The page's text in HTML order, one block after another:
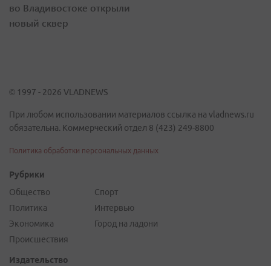
во Владивостоке открыли
новый сквер
© 1997 - 2026 VLADNEWS
При любом использовании материалов ссылка на vladnews.ru
обязательна. Коммерческий отдел 8 (423) 249-8800
Политика обработки персональных данных
Рубрики
Общество
Политика
Экономика
Происшествия
Спорт
Интервью
Город на ладони
Издательство